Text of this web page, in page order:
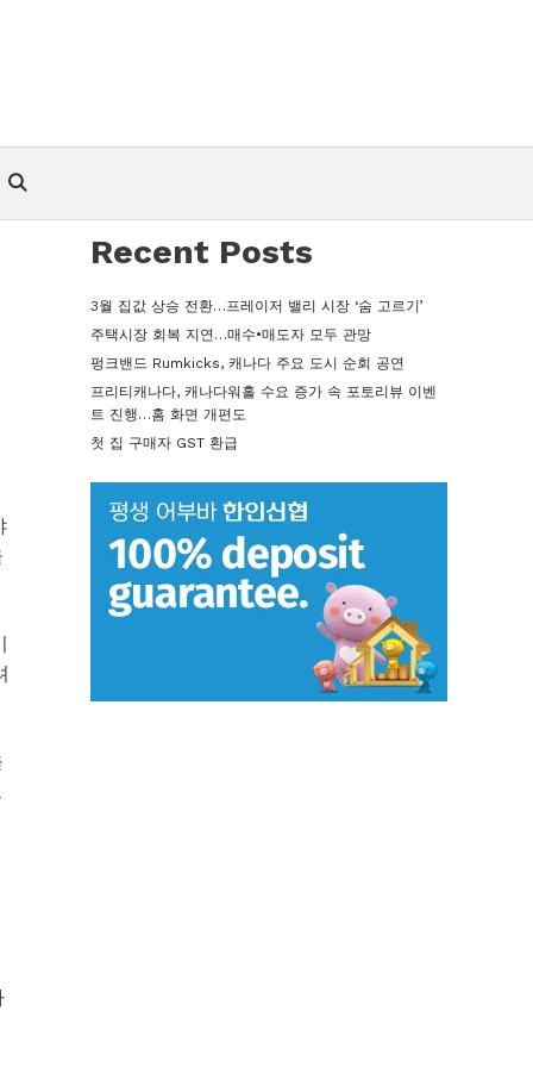
Recent Posts
3월 집값 상승 전환…프레이저 밸리 시장 ‘숨 고르기’
주택시장 회복 지연…매수•매도자 모두 관망
펑크밴드 Rumkicks, 캐나다 주요 도시 순회 공연
프리티캐나다, 캐나다워홀 수요 증가 속 포토리뷰 이벤
트 진행…홈 화면 개편도
첫 집 구매자 GST 환급